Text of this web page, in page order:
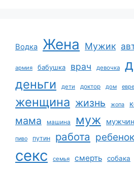
Водка Жена Мужик
армия бабушка врач девочка
деньги дети доктор дом
женщина жизнь жопа
мама машина муж
пиво путин работа ребенок
секс семья смерть собака